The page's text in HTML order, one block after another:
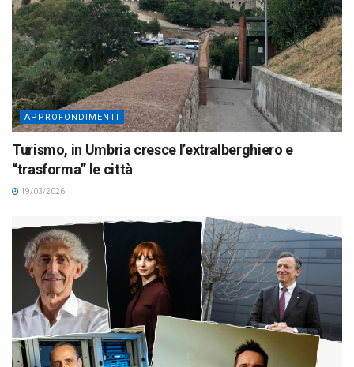
APPROFONDIMENTI
Turismo, in Umbria cresce l’extralberghiero e
“trasforma” le città
19/03/2026